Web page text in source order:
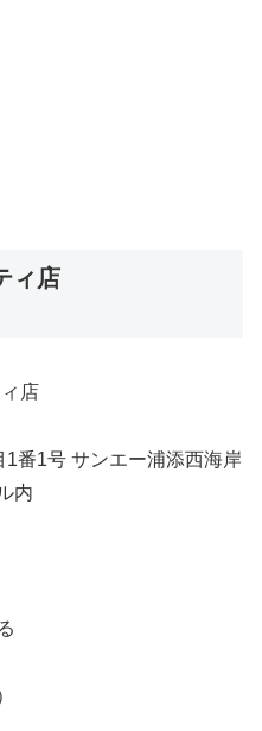
ィ店
店
番1号 サンエー浦添西海岸
内